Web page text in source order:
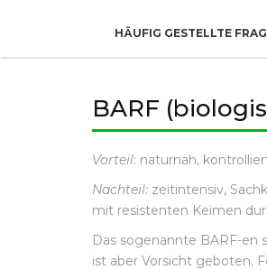
HÄUFIG GESTELLTE
BARF
Vorteil: naturnah,
Nachteil: zeitintensiv,
mit resistenten Keimen
Das sogenannte BARF-en
ist aber Vorsicht geboten.